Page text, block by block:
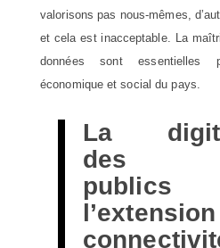
valorisons pas nous-mêmes,
et cela est inacceptable. La
données sont essentielles
économique et social du pays.
La
des